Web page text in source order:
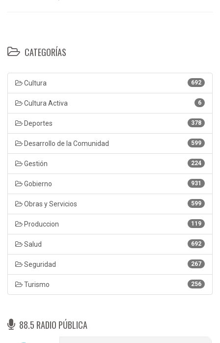
CATEGORÍAS
692
Cultura
6
Cultura Activa
378
Deportes
599
Desarrollo de la Comunidad
224
Gestión
931
Gobierno
599
Obras y Servicios
119
Produccion
692
Salud
267
Seguridad
256
Turismo
88.5 RADIO PÚBLICA